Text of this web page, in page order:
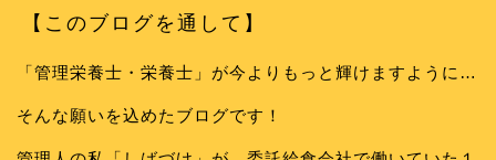
【このブログを通して】
「管理栄養士・栄養士」が今よりもっと輝けますように…
そんな願いを込めたブログです！